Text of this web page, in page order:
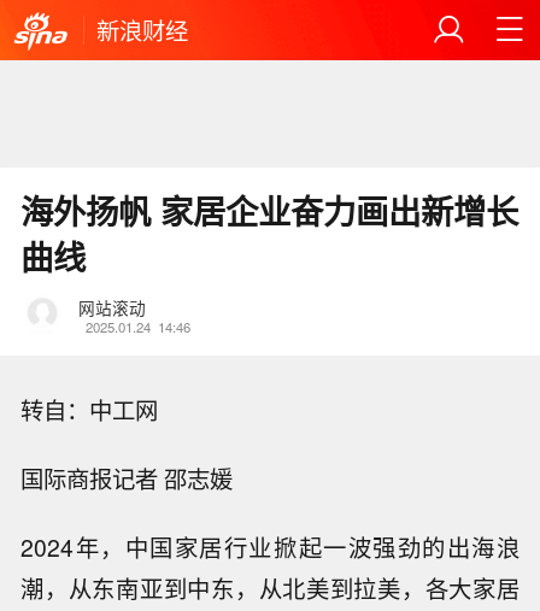
新浪财经
海外扬帆 家居企业奋力画出新增长
曲线
网站滚动
2025.01.24 14:46
转自：中工网
国际商报记者 邵志媛
2024年，中国家居行业掀起一波强劲的出海浪
潮，从东南亚到中东，从北美到拉美，各大家居